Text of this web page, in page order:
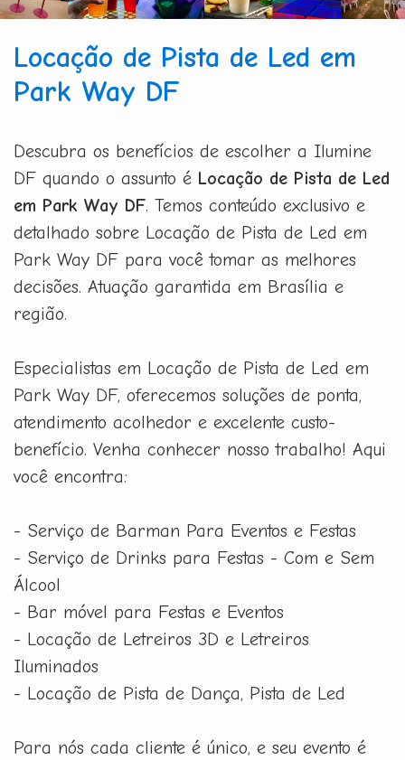
Locação de Pista de Led em
Park Way DF
Descubra os benefícios de escolher a Ilumine
DF quando o assunto é Locação de Pista de Led
em Park Way DF. Temos conteúdo exclusivo e
detalhado sobre Locação de Pista de Led em
Park Way DF para você tomar as melhores
decisões. Atuação garantida em Brasília e
região.
Especialistas em Locação de Pista de Led em
Park Way DF, oferecemos soluções de ponta,
atendimento acolhedor e excelente custo-
benefício. Venha conhecer nosso trabalho! Aqui
você encontra:
- Serviço de Barman Para Eventos e Festas
- Serviço de Drinks para Festas - Com e Sem
Álcool
- Bar móvel para Festas e Eventos
- Locação de Letreiros 3D e Letreiros
Iluminados
- Locação de Pista de Dança, Pista de Led
Para nós cada cliente é único, e seu evento é